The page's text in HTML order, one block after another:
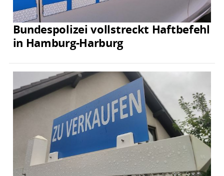
Bundespolizei vollstreckt Haftbefehl
in Hamburg-Harburg